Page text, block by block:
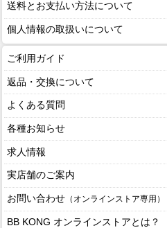
送料とお支払い方法について
個人情報の取扱いについて
ご利用ガイド
返品・交換について
よくある質問
各種お知らせ
求人情報
実店舗のご案内
お問い合わせ （オンラインストア専用）
BB KONG オンラインストアとは？